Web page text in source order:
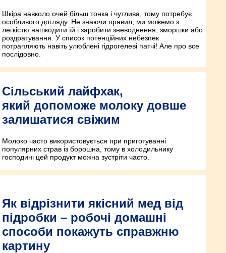
Шкіра навколо очей більш тонка і чутлива, тому потребує
особливого догляду. Не знаючи правил, ми можемо з
легкістю нашкодити їй і заробити зневоднення, зморшки або
роздратування. У список потенційних небезпек
потрапляють навіть улюблені гідрогелеві патчі! Але про все
послідовно.
Сільський лайфхак,
який допоможе молоку довше
залишатися свіжим
Молоко часто використовується при приготуванні
популярних страв із борошна, тому в холодильнику
господині цей продукт можна зустріти часто.
Як відрізнити якісний мед від
підробки – робочі домашні
способи покажуть справжню
картину